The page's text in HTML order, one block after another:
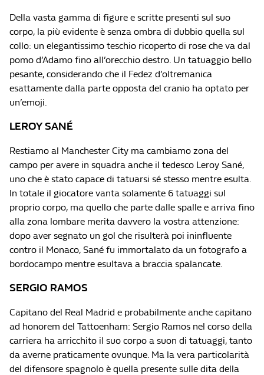
Della vasta gamma di figure e scritte presenti sul suo
corpo, la più evidente è senza ombra di dubbio quella sul
collo: un elegantissimo teschio ricoperto di rose che va dal
pomo d’Adamo fino all’orecchio destro. Un tatuaggio bello
pesante, considerando che il Fedez d’oltremanica
esattamente dalla parte opposta del cranio ha optato per
un’emoji.
LEROY SANÉ
Restiamo al Manchester City ma cambiamo zona del
campo per avere in squadra anche il tedesco Leroy Sané,
uno che è stato capace di tatuarsi sé stesso mentre esulta.
In totale il giocatore vanta solamente 6 tatuaggi sul
proprio corpo, ma quello che parte dalle spalle e arriva fino
alla zona lombare merita davvero la vostra attenzione:
dopo aver segnato un gol che risulterà poi ininfluente
contro il Monaco, Sané fu immortalato da un fotografo a
bordocampo mentre esultava a braccia spalancate.
SERGIO RAMOS
Capitano del Real Madrid e probabilmente anche capitano
ad honorem del Tattoenham: Sergio Ramos nel corso della
carriera ha arricchito il suo corpo a suon di tatuaggi, tanto
da averne praticamente ovunque. Ma la vera particolarità
del difensore spagnolo è quella presente sulle dita della